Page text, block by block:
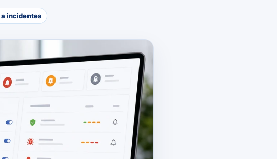
a incidentes